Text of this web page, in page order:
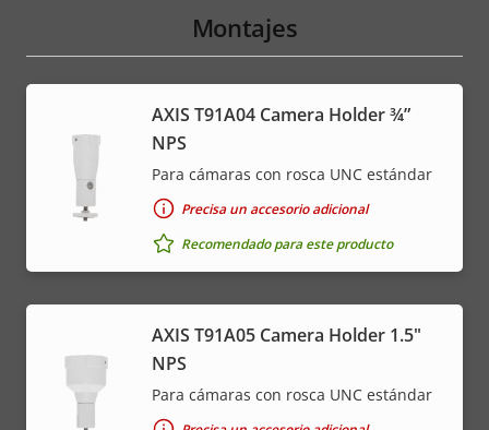
Montajes
AXIS T91A04 Camera Holder ¾”
NPS
Para cámaras con rosca UNC estándar
Precisa un accesorio adicional
Recomendado para este producto
AXIS T91A05 Camera Holder 1.5"
NPS
Para cámaras con rosca UNC estándar